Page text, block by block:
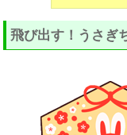
飛び出す！うさぎ